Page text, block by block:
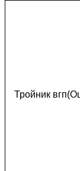
Тройник